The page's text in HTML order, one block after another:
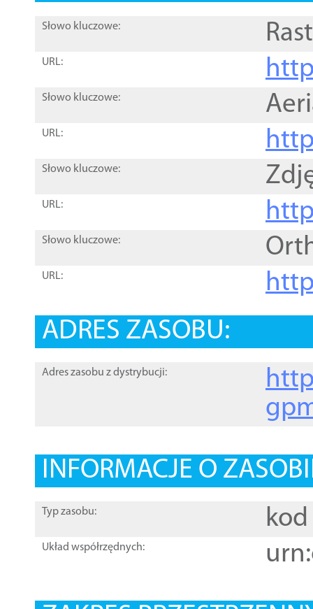
Słowo kluczowe:
URL:
Słowo kluczowe:
URL:
Słowo kluczowe:
URL:
Słowo kluczowe:
URL:
ADRES ZASOBU:
Adres zasobu z dystrybucji:
INFORMACJE O
Typ zasobu: kod
Układ współrzędnych: